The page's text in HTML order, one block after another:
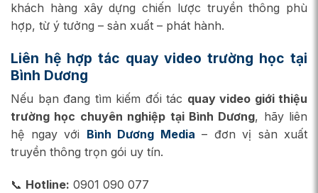
khách hàng xây dựng chiến lược truyền thông phù
hợp, từ ý tưởng – sản xuất – phát hành.
Liên hệ hợp tác quay video trường học tại
Bình Dương
Nếu bạn đang tìm kiếm đối tác quay video giới thiệu
trường học chuyên nghiệp tại Bình Dương, hãy liên
hệ ngay với Bình Dương Media – đơn vị sản xuất
truyền thông trọn gói uy tín.
📞 Hotline: 0901 090 077